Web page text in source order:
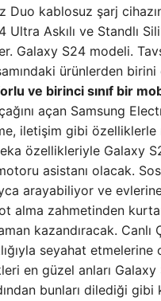
kablosuz şarj
Ultra Askılı ve Standlı
Galaxy S24 modeli.
ürünlerden
ve birinci sınıf bir
açan Samsung
iletişim gibi özelliklerle
özellikleriyle Galaxy
asistanı olacak.
arayabiliyor ve
alma zahmetinden
kazandıracak. Canlı
seyahat etmelerine
en güzel anları Galaxy
bunları dilediği